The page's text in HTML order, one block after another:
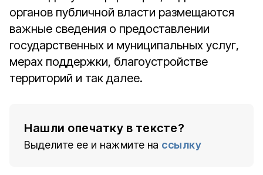
органов публичной власти размещаются
важные сведения о предоставлении
государственных и муниципальных услуг,
мерах поддержки, благоустройстве
территорий и так далее.
Нашли опечатку в тексте?
Выделите ее и нажмите на ссылку